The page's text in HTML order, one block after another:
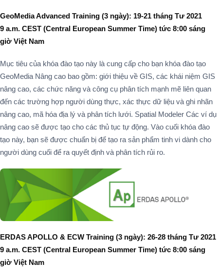
GeoMedia Advanced Training (3 ngày): 19-21 tháng Tư 2021
9 a.m. CEST (Central European Summer Time) tức 8:00 sáng
giờ Việt Nam
Mục tiêu của khóa đào tạo này là cung cấp cho bạn khóa đào tạo
GeoMedia Nâng cao bao gồm: giới thiệu về GIS, các khái niệm GIS
nâng cao, các chức năng và công cụ phân tích mạnh mẽ liên quan
đến các trường hợp người dùng thực, xác thực dữ liệu và ghi nhãn
nâng cao, mã hóa địa lý và phân tích lưới. Spatial Modeler Các ví dụ
nâng cao sẽ được tạo cho các thủ tục tự động. Vào cuối khóa đào
tạo này, bạn sẽ được chuẩn bị để tạo ra sản phẩm tinh vi dành cho
người dùng cuối để ra quyết định và phân tích rủi ro.
ERDAS APOLLO & ECW Training (3 ngày): 26-28 tháng Tư 2021
9 a.m. CEST (Central European Summer Time) tức 8:00 sáng
giờ Việt Nam